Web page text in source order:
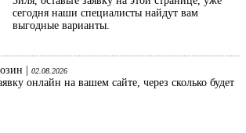
сегодня наши специалисты найдут вам
выгодные варианты.
| 02.08.2026
онлайн на вашем сайте, через сколько будет